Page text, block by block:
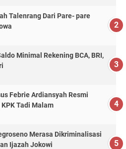
Talenrang Dari Pare- pare
Minimal Rekening BCA, BRI,
Febrie Ardiansyah Resmi
Tadi Malam
Merasa Dikriminalisasi
Ijazah Jokowi